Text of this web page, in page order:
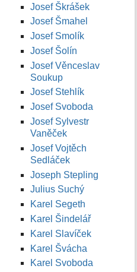
Josef Škrášek
Josef Šmahel
Josef Smolík
Josef Šolín
Josef Věnceslav
Soukup
Josef Stehlík
Josef Svoboda
Josef Sylvestr
Vaněček
Josef Vojtěch
Sedláček
Joseph Stepling
Julius Suchý
Karel Segeth
Karel Šindelář
Karel Slavíček
Karel Švácha
Karel Svoboda